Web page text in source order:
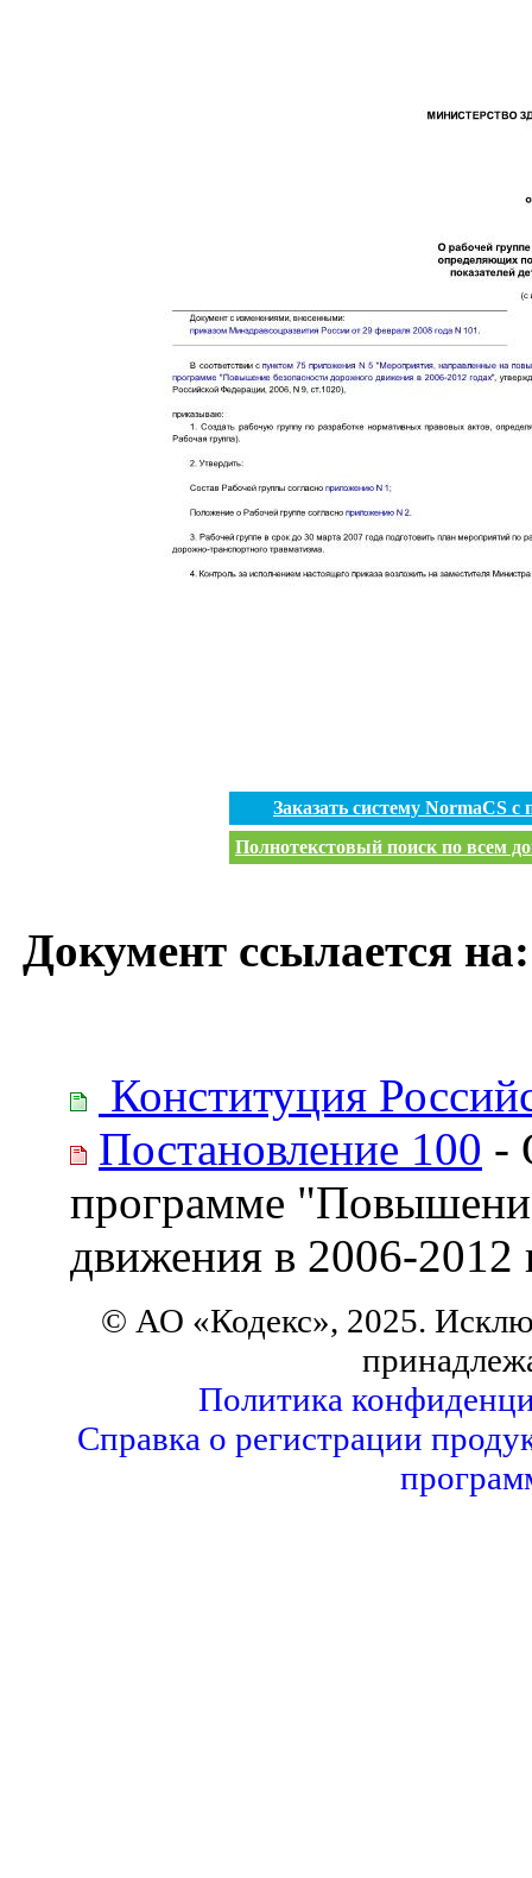
Заказать систему NormaCS
Полнотекстовый поиск по всем
Документ ссылается на:
Конституция
Постановление 100 -
программе
движения в 2006-2012
© АО «Кодекс», 2025.
Политика
Справка о регистрации